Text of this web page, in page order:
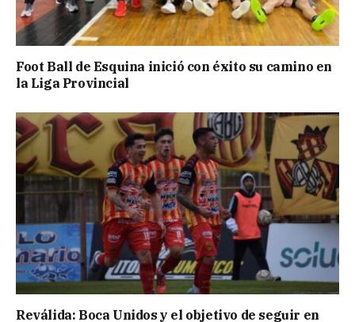
Foot Ball de Esquina inició con éxito su camino en
la Liga Provincial
Reválida: Boca Unidos y el objetivo de seguir en